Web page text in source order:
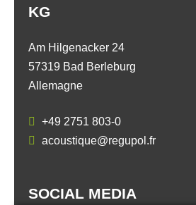
KG
Am Hilgenacker 24
57319 Bad Berleburg
Allemagne
+49 2751 803-0
acoustique@regupol.fr
SOCIAL MEDIA